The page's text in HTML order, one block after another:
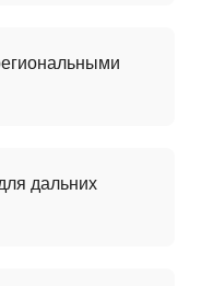
дальних